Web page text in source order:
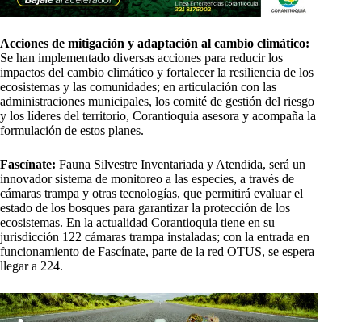
Acciones de mitigación y adaptación al cambio climático:
Se han implementado diversas acciones para reducir los
impactos del cambio climático y fortalecer la resiliencia de los
ecosistemas y las comunidades; en articulación con las
administraciones municipales, los comité de gestión del riesgo
y los líderes del territorio, Corantioquia asesora y acompaña la
formulación de estos planes.
Fascínate: Fauna Silvestre Inventariada y Atendida, será un
innovador sistema de monitoreo a las especies, a través de
cámaras trampa y otras tecnologías, que permitirá evaluar el
estado de los bosques para garantizar la protección de los
ecosistemas. En la actualidad Corantioquia tiene en su
jurisdicción 122 cámaras trampa instaladas; con la entrada en
funcionamiento de Fascínate, parte de la red OTUS, se espera
llegar a 224.